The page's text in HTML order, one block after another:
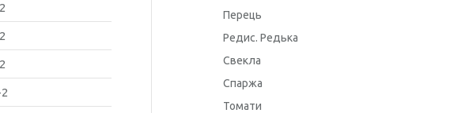
Перець
Редис. Редька
Свекла
Спаржа
Томати